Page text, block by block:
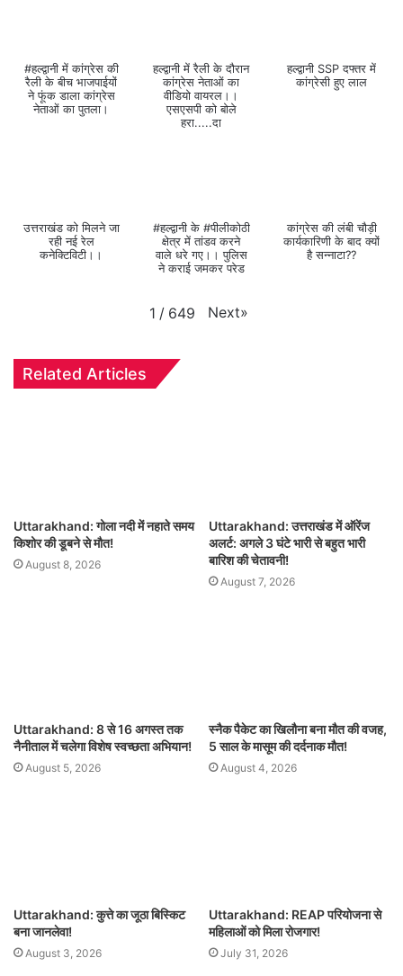
#हल्द्वानी में कांग्रेस की
रैली के बीच भाजपाईयों
ने फूंक डाला कांग्रेस
नेताओं का पुतला।
हल्द्वानी में रैली के दौरान
कांग्रेस नेताओं का
वीडियो वायरल।।
एसएसपी को बोले
हरा.....दा
हल्द्वानी SSP दफ्तर में
कांग्रेसी हुए लाल
उत्तराखंड को मिलने जा
रही नई रेल
कनेक्टिविटी।।
#हल्द्वानी के #पीलीकोठी
क्षेत्र में तांडव करने
वाले धरे गए।। पुलिस
ने कराई जमकर परेड
कांग्रेस की लंबी चौड़ी
कार्यकारिणी के बाद क्यों
है सन्नाटा??
1 / 649 Next»
Related Articles
Uttarakhand: गोला नदी में नहाते समय
किशोर की डूबने से मौत!
August 8, 2026
Uttarakhand: उत्तराखंड में ऑरेंज
अलर्ट: अगले 3 घंटे भारी से बहुत भारी
बारिश की चेतावनी!
August 7, 2026
Uttarakhand: 8 से 16 अगस्त तक
नैनीताल में चलेगा विशेष स्वच्छता अभियान!
August 5, 2026
स्नैक पैकेट का खिलौना बना मौत की वजह,
5 साल के मासूम की दर्दनाक मौत!
August 4, 2026
Uttarakhand: कुत्ते का जूठा बिस्किट
बना जानलेवा!
August 3, 2026
Uttarakhand: REAP परियोजना से
महिलाओं को मिला रोजगार!
July 31, 2026